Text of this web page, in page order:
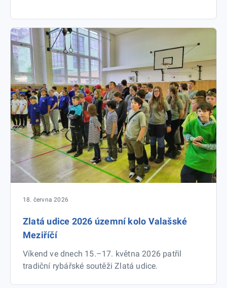
18. června 2026
Zlatá udice 2026 územní kolo Valašské
Meziříčí
Víkend ve dnech 15.–17. května 2026 patřil
tradiční rybářské soutěži Zlatá udice.